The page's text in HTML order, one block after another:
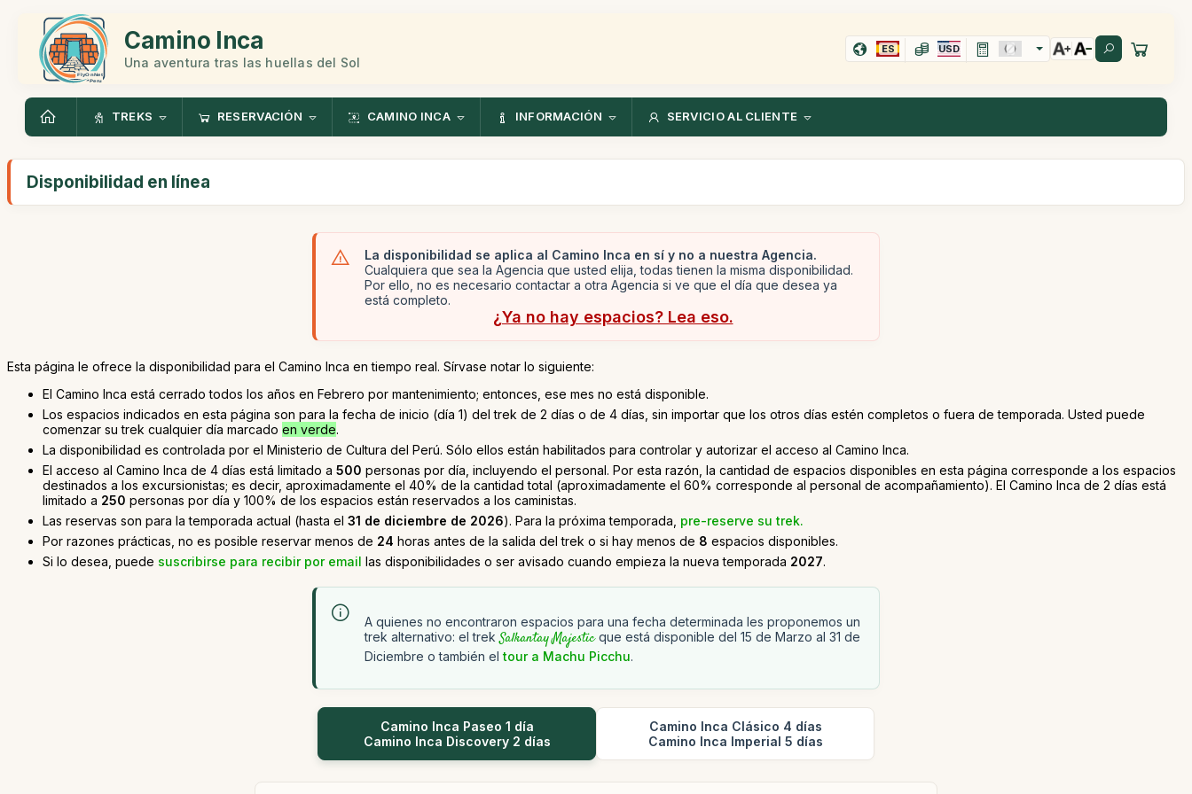
Camino Inca
Una aventura tras las huellas del Sol
ES USD
TREKS RESERVACIÓN CAMINO INCA INFORMACIÓN SERVICIO AL CLIENTE
Disponibilidad en línea
La disponibilidad se aplica al Camino Inca en sí y no a nuestra Agencia.
Cualquiera que sea la Agencia que usted elija, todas tienen la misma disponibilidad.
Por ello, no es necesario contactar a otra Agencia si ve que el día que desea ya
está completo.
¿Ya no hay espacios? Lea eso.
Esta página le ofrece la disponibilidad para el Camino Inca en tiempo real. Sírvase notar lo siguiente:
El Camino Inca está cerrado todos los años en Febrero por mantenimiento; entonces, ese mes no está disponible.
Los espacios indicados en esta página son para la fecha de inicio (día 1) del trek de 2 días o de 4 días, sin importar que los otros días estén completos o fuera de temporada. Usted puede
comenzar su trek cualquier día marcado en verde.
La disponibilidad es controlada por el Ministerio de Cultura del Perú. Sólo ellos están habilitados para controlar y autorizar el acceso al Camino Inca.
El acceso al Camino Inca de 4 días está limitado a 500 personas por día, incluyendo el personal. Por esta razón, la cantidad de espacios disponibles en esta página corresponde a los espacios
destinados a los excursionistas; es decir, aproximadamente el 40% de la cantidad total (aproximadamente el 60% corresponde al personal de acompañamiento). El Camino Inca de 2 días está
limitado a 250 personas por día y 100% de los espacios están reservados a los caministas.
Las reservas son para la temporada actual (hasta el 31 de diciembre de 2026). Para la próxima temporada, pre-reserve su trek.
Por razones prácticas, no es posible reservar menos de 24 horas antes de la salida del trek o si hay menos de 8 espacios disponibles.
Si lo desea, puede suscribirse para recibir por email las disponibilidades o ser avisado cuando empieza la nueva temporada 2027.
A quienes no encontraron espacios para una fecha determinada les proponemos un
trek alternativo: el trek Salkantay Majesticque está disponible del 15 de Marzo al 31 de
Diciembre o también eltour a Machu Picchu.
Camino Inca Paseo 1 día
Camino Inca Discovery 2 días
Camino Inca Clásico 4 días
Camino Inca Imperial 5 días